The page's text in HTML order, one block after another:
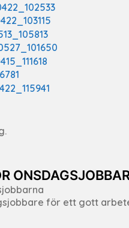
för ett gott